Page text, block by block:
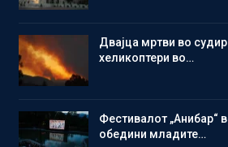
Двајца мртви во
хеликоптери во…
Фестивалот „Анибар“
обедини младите…